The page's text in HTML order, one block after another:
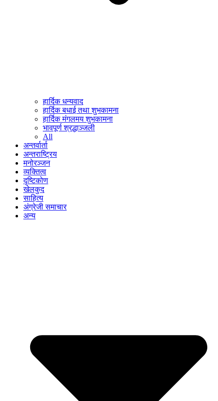
हार्दिक धन्यवाद
हार्दिक बधाई तथा शुभकामना
हार्दिक मंगलमय शुभकामना
भावपूर्ण श्रद्धाञ्जली
All
अन्तर्वार्ता
अन्तराष्ट्रिय
मनोरञ्जन
व्यक्तित्व
दृष्टिकोण
खेलकुद
साहित्य
अंग्रेजी समाचार
अन्य